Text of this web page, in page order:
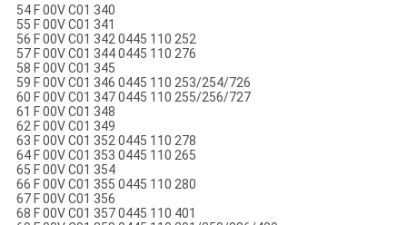
54 F 00V C01 340
55 F 00V C01 341
56 F 00V C01 342 0445 110 252
57 F 00V C01 344 0445 110 276
58 F 00V C01 345
59 F 00V C01 346 0445 110 253/254/726
60 F 00V C01 347 0445 110 255/256/727
61 F 00V C01 348
62 F 00V C01 349
63 F 00V C01 352 0445 110 278
64 F 00V C01 353 0445 110 265
65 F 00V C01 354
66 F 00V C01 355 0445 110 280
67 F 00V C01 356
68 F 00V C01 357 0445 110 401